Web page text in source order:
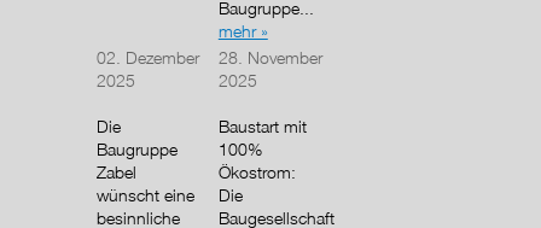
Baugruppe...
mehr »
02. Dezember
2025
Die
Baugruppe
Zabel
wünscht eine
besinnliche
28. November
2025
Baustart mit
100%
Ökostrom:
Die
Baugesellschaft